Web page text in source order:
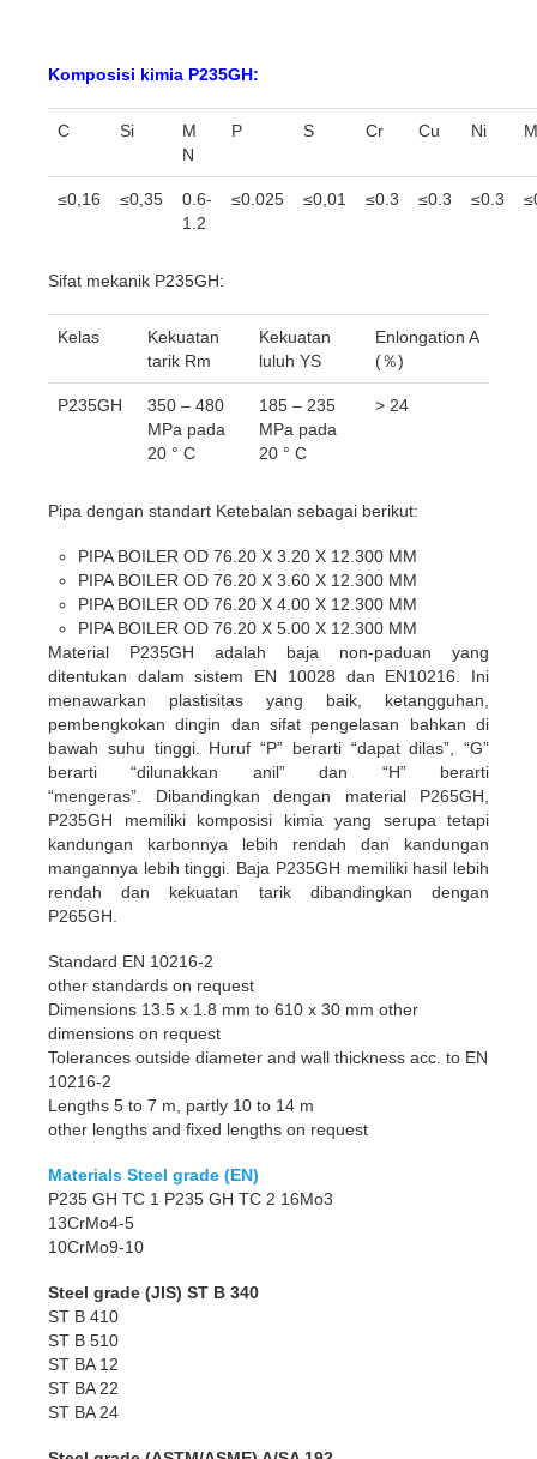
Komposisi kimia P235GH:
C Si
M
N
P S Cr Cu Ni
≤0,16 ≤0,35
0.6-
1.2
≤0.025 ≤0,01 ≤0.3 ≤0.3 ≤0.3
Sifat mekanik P235GH:
Kelas
Kekuatan
tarik Rm
Kekuatan
luluh YS
Enlongation A
(％)
P235GH
350 – 480
MPa pada
20 ° C
185 – 235
MPa pada
20 ° C
> 24
Pipa dengan standart Ketebalan sebagai berikut:
PIPA BOILER OD 76.20 X 3.20 X 12.300 MM
PIPA BOILER OD 76.20 X 3.60 X 12.300 MM
PIPA BOILER OD 76.20 X 4.00 X 12.300 MM
PIPA BOILER OD 76.20 X 5.00 X 12.300 MM
Material P235GH adalah baja non-paduan yang
ditentukan dalam sistem EN 10028 dan EN10216. Ini
menawarkan plastisitas yang baik, ketangguhan,
pembengkokan dingin dan sifat pengelasan bahkan di
bawah suhu tinggi. Huruf “P” berarti “dapat dilas”, “G”
berarti “dilunakkan anil” dan “H” berarti
“mengeras”. Dibandingkan dengan material P265GH,
P235GH memiliki komposisi kimia yang serupa tetapi
kandungan karbonnya lebih rendah dan kandungan
mangannya lebih tinggi. Baja P235GH memiliki hasil lebih
rendah dan kekuatan tarik dibandingkan dengan
P265GH.
Standard EN 10216-2
other standards on request
Dimensions 13.5 x 1.8 mm to 610 x 30 mm other
dimensions on request
Tolerances outside diameter and wall thickness acc. to EN
10216-2
Lengths 5 to 7 m, partly 10 to 14 m
other lengths and fixed lengths on request
Materials Steel grade (EN)
P235 GH TC 1 P235 GH TC 2 16Mo3
13CrMo4-5
10CrMo9-10
Steel grade (JIS) ST B 340
ST B 410
ST B 510
ST BA 12
ST BA 22
ST BA 24